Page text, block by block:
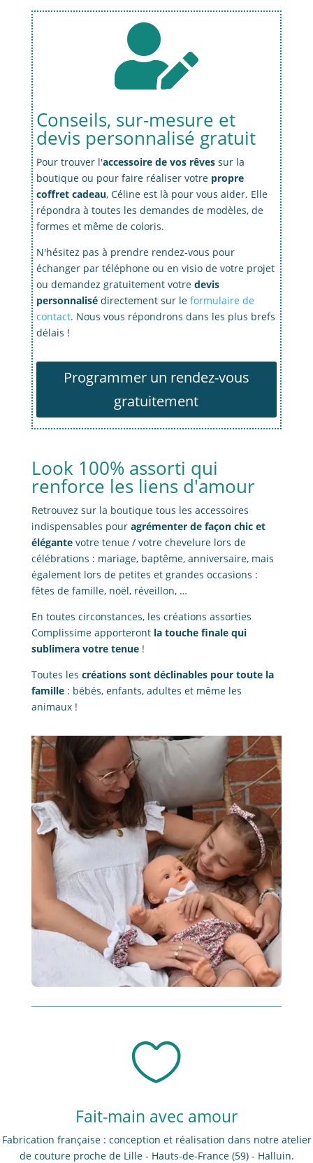

Conseils, sur-mesure et
devis personnalisé gratuit
Pour trouver l'accessoire de vos rêvessur la
boutique ou pour faire réaliser votre propre
coffret cadeau, Céline est là pour vous aider. Elle
répondra à toutes les demandes de modèles, de
formes et même de coloris.
N'hésitez pas à prendre rendez-vous pour
échanger par téléphone ou en visio de votre projet
ou demandez gratuitement votre devis
personnalisédirectement sur le formulaire de
contact. Nous vous répondrons dans les plus brefs
délais !
Programmer un rendez-vous
gratuitement
Look 100% assorti qui
renforce les liens d'amour
Retrouvez sur la boutique tous les accessoires
indispensables pouragrémenter de façon chic et
élégantevotre tenue / votre chevelure lors de
célébrations : mariage, baptême, anniversaire, mais
également lors de petites et grandes occasions :
fêtes de famille, noël, réveillon, …
En toutes circonstances, les créations assorties
Complissime apporteront la touche finale qui
sublimera votre tenue !
Toutes les créations sont déclinables pour toute la
famille: bébés, enfants, adultes et même les
animaux !

Fait-main avec amour
Fabrication française : conception et réalisation dans notre atelier
de couture proche de Lille - Hauts-de-France (59) - Halluin.